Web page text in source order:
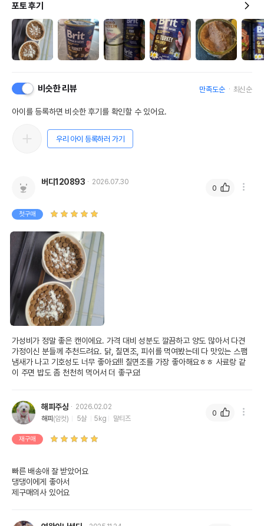
포토 후기
비슷한 리뷰 만족도순 최신순
아이를 등록하면 비슷한 후기를 확인할 수 있어요.
우리 아이 등록하러 가기
버디120893 2026.07.30
첫구매
가성비가 정말 좋은 캔이에요. 가격 대비 성분도 깔끔하고 양도 많아서 다견
가정이신 분들께 추천드려요. 닭, 칠면조, 피쉬를 먹여봤는데 다 맛있는 스팸
냄새가 나고 기호성도 너무 좋아요!!! 칠면조를 가장 좋아해요ㅎㅎ 사료랑 같
이 주면 밥도 좀 천천히 먹어서 더 좋구요!
0
해피주상
2026.02.02
해피 (암컷) 5살 5kg 말티즈
재구매
빠른 배송애 잘 받았어요
댕댕이에게 좋아서
제구매의사 있어요
0